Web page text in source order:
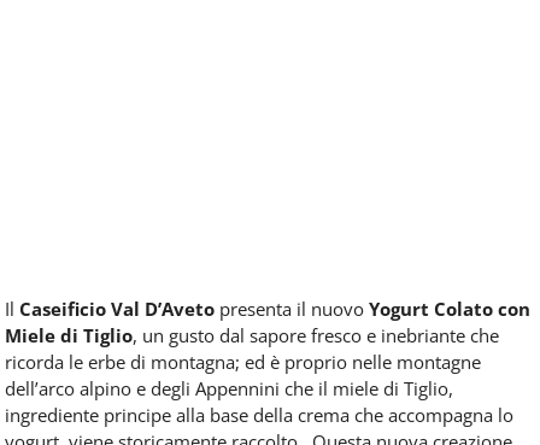
Il Caseificio Val D’Aveto presenta il nuovo Yogurt Colato con
Miele di Tiglio, un gusto dal sapore fresco e inebriante che
ricorda le erbe di montagna; ed è proprio nelle montagne
dell’arco alpino e degli Appennini che il miele di Tiglio,
ingrediente principe alla base della crema che accompagna lo